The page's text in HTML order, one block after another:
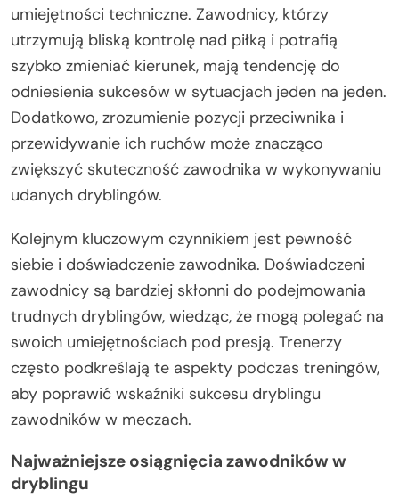
umiejętności techniczne. Zawodnicy, którzy
utrzymują bliską kontrolę nad piłką i potrafią
szybko zmieniać kierunek, mają tendencję do
odniesienia sukcesów w sytuacjach jeden na jeden.
Dodatkowo, zrozumienie pozycji przeciwnika i
przewidywanie ich ruchów może znacząco
zwiększyć skuteczność zawodnika w wykonywaniu
udanych dryblingów.
Kolejnym kluczowym czynnikiem jest pewność
siebie i doświadczenie zawodnika. Doświadczeni
zawodnicy są bardziej skłonni do podejmowania
trudnych dryblingów, wiedząc, że mogą polegać na
swoich umiejętnościach pod presją. Trenerzy
często podkreślają te aspekty podczas treningów,
aby poprawić wskaźniki sukcesu dryblingu
zawodników w meczach.
Najważniejsze osiągnięcia zawodników w
dryblingu